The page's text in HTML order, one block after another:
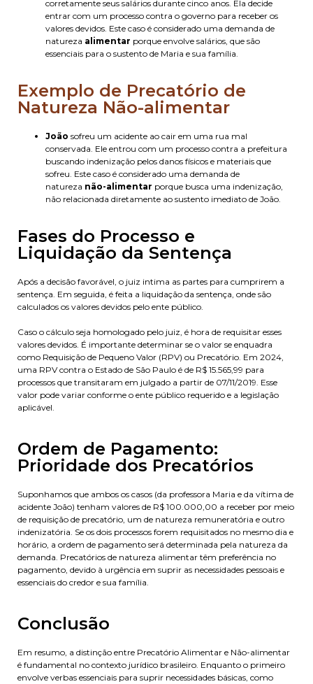
corretamente seus salários durante cinco anos. Ela decide
entrar com um processo contra o governo para receber os
valores devidos. Este caso é considerado uma demanda de
natureza alimentar porque envolve salários, que são
essenciais para o sustento de Maria e sua família.
Exemplo de Precatório de
Natureza Não-alimentar
João sofreu um acidente ao cair em uma rua mal
conservada. Ele entrou com um processo contra a prefeitura
buscando indenização pelos danos físicos e materiais que
sofreu. Este caso é considerado uma demanda de
natureza não-alimentar porque busca uma indenização,
não relacionada diretamente ao sustento imediato de João.
Fases do Processo e
Liquidação da Sentença
Após a decisão favorável, o juiz intima as partes para cumprirem a
sentença. Em seguida, é feita a liquidação da sentença, onde são
calculados os valores devidos pelo ente público.
Caso o cálculo seja homologado pelo juiz, é hora de requisitar esses
valores devidos. É importante determinar se o valor se enquadra
como Requisição de Pequeno Valor (RPV) ou Precatório. Em 2024,
uma RPV contra o Estado de São Paulo é de R$ 15.565,99 para
processos que transitaram em julgado a partir de 07/11/2019. Esse
valor pode variar conforme o ente público requerido e a legislação
aplicável.
Ordem de Pagamento:
Prioridade dos Precatórios
Suponhamos que ambos os casos (da professora Maria e da vítima de
acidente João) tenham valores de R$ 100.000,00 a receber por meio
de requisição de precatório, um de natureza remuneratória e outro
indenizatória. Se os dois processos forem requisitados no mesmo dia e
horário, a ordem de pagamento será determinada pela natureza da
demanda. Precatórios de natureza alimentar têm preferência no
pagamento, devido à urgência em suprir as necessidades pessoais e
essenciais do credor e sua família.
Conclusão
Em resumo, a distinção entre Precatório Alimentar e Não-alimentar
é fundamental no contexto jurídico brasileiro. Enquanto o primeiro
envolve verbas essenciais para suprir necessidades básicas, como